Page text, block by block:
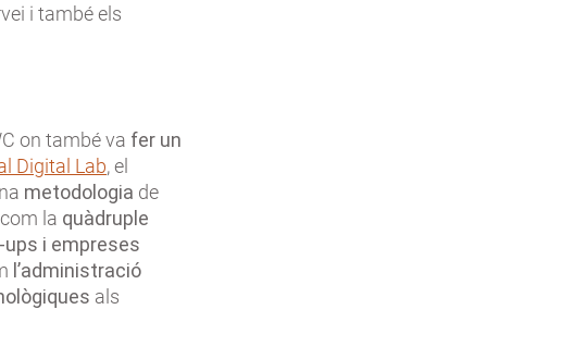
i també els
on també va fer un
Digital Lab, el
metodologia de
la quàdruple
i empreses
l’administració
als